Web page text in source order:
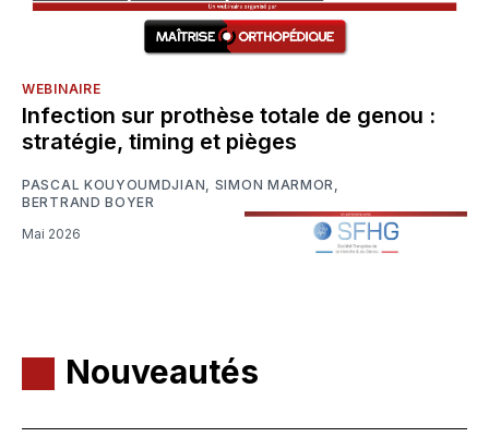
WEBINAIRE
Infection sur prothèse totale de genou :
stratégie, timing et pièges
PASCAL KOUYOUMDJIAN SIMON MARMOR
BERTRAND BOYER
Mai 2026
Nouveautés